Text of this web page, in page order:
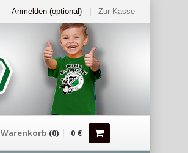
Anmelden (optional) Zur Kasse
Warenkorb (0) 0 €